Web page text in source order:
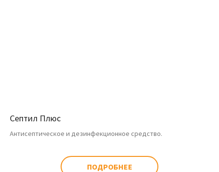
Септил Плюс
Антисептическое и дезинфекционное средство.
ПОДРОБНЕЕ